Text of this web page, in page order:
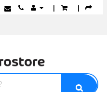
| |